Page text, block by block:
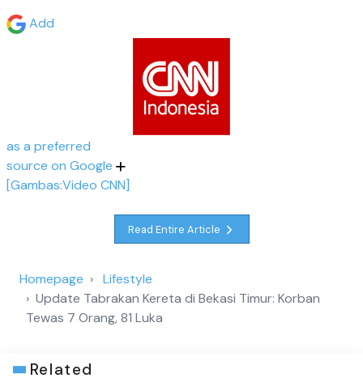
Add
as a preferred
source on Google
[Gambas:Video CNN]
Read Entire Article
Homepage
Lifestyle
Update Tabrakan Kereta di Bekasi Timur: Korban
Tewas 7 Orang, 81 Luka
Related